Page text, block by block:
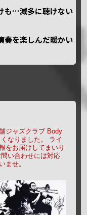
も…滅多に聴けない
奏を楽しんだ暖かい
ジャズクラブ Body
なりました。
ライ
をお届けしてまいり
い合わせには対応
ませ。